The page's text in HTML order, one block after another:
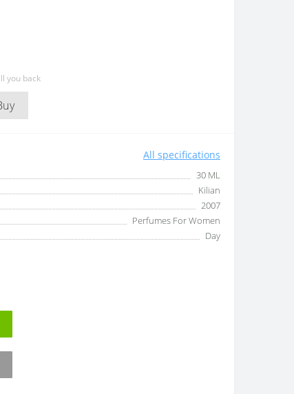
you back
All specifications
30 ML
Kilian
2007
Perfumes For Women
Day